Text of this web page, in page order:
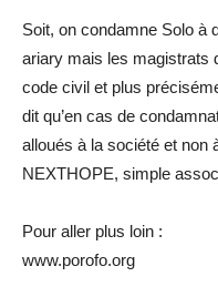
Soit, on condamne Solo à
ariary mais les magistrats
code civil et plus
dit qu’en cas de
alloués à la société et non
NEXTHOPE, simple
Pour aller plus loin :
www.porofo.org